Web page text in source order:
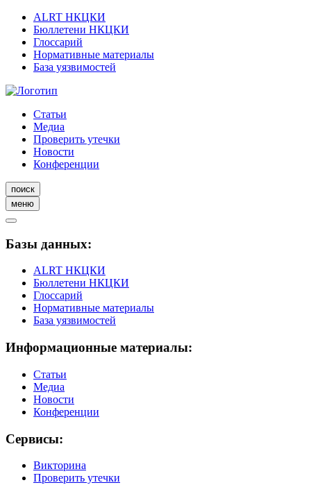
ALRT НКЦКИ
Бюллетени НКЦКИ
Глоссарий
Нормативные материалы
База уязвимостей
Статьи
Медиа
Проверить утечки
Новости
Конференции
поиск
меню
Базы данных:
ALRT НКЦКИ
Бюллетени НКЦКИ
Глоссарий
Нормативные материалы
База уязвимостей
Информационные материалы:
Статьи
Медиа
Новости
Конференции
Сервисы:
Викторина
Проверить утечки